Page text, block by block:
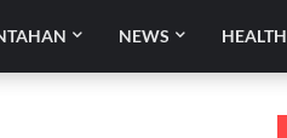
NEWS HEALTH